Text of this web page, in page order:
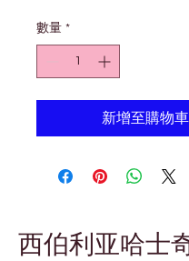
數量 *
新增至購物車
西伯利亚哈士